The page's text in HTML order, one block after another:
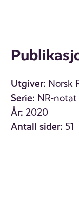
Utgiver: Norsk
Serie: NR-notat
År: 2020
Antall sider: 51